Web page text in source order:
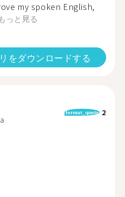
my spoken English,
もっと見る
をダウンロードする
format_quote 2